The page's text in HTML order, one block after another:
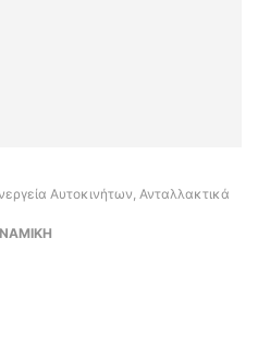
Αυτοκινήτων, Ανταλλακτικά